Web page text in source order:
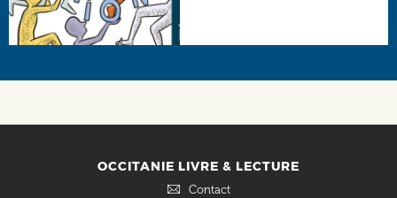
OCCITANIE LIVRE & LECTURE
Contact